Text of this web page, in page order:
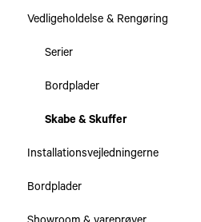
Vedligeholdelse & Rengøring
Serier
Bordplader
Skabe & Skuffer
Installationsvejledningerne
Bordplader